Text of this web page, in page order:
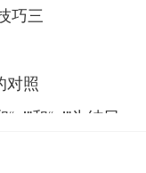
巧三
对照
和“ai”为结尾
规律：